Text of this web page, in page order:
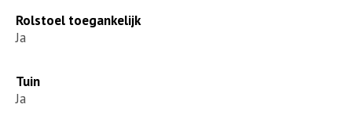
Rolstoel toegankelijk
Ja
Tuin
Ja